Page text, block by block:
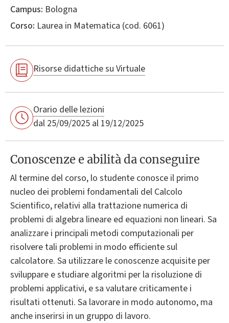
Campus: Bologna
Corso: Laurea in Matematica (cod. 6061)
Risorse didattiche su Virtuale
Orario delle lezioni
dal 25/09/2025 al 19/12/2025
Conoscenze e abilità da conseguire
Al termine del corso, lo studente conosce il primo
nucleo dei problemi fondamentali del Calcolo
Scientifico, relativi alla trattazione numerica di
problemi di algebra lineare ed equazioni non lineari. Sa
analizzare i principali metodi computazionali per
risolvere tali problemi in modo efficiente sul
calcolatore. Sa utilizzare le conoscenze acquisite per
sviluppare e studiare algoritmi per la risoluzione di
problemi applicativi, e sa valutare criticamente i
risultati ottenuti. Sa lavorare in modo autonomo, ma
anche inserirsi in un gruppo di lavoro.